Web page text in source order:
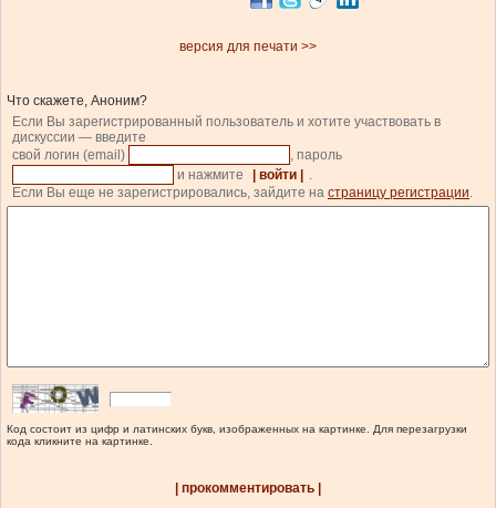
версия для печати >>
Что скажете, Аноним?
Если Вы зарегистрированный пользователь и хотите участвовать в
дискуссии — введите
свой логин (email)
, пароль
и нажмите
| войти |
.
Если Вы еще не зарегистрировались, зайдите на страницу регистрации.
Код состоит из цифр и латинских букв, изображенных на картинке. Для перезагрузки
кода кликните на картинке.
| прокомментировать |